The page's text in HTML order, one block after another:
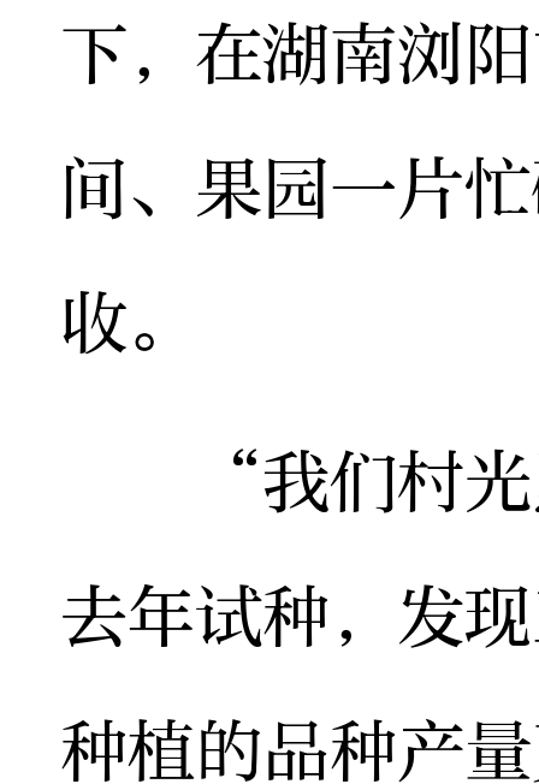
下，在湖南浏
间、果园一片
收。
“我们村光
去年试种，发
种植的品种产